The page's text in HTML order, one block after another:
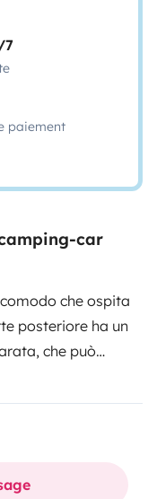
7
paiement
car
che ospita
posteriore ha un
che può
ripostiglio. È
condizionata in
come un mini
è dotata di